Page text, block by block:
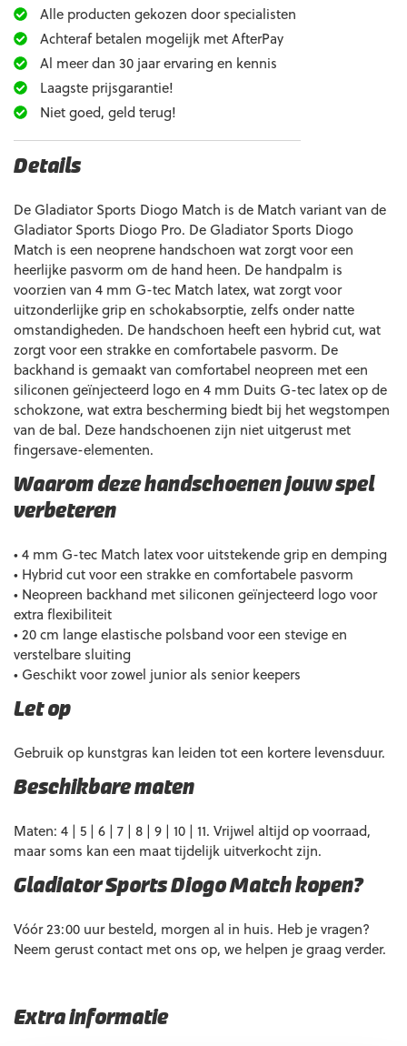
Alle producten gekozen door specialisten
Achteraf betalen mogelijk met AfterPay
Al meer dan 30 jaar ervaring en kennis
Laagste prijsgarantie!
Niet goed, geld terug!
Extra informatie
Details
De Gladiator Sports Diogo Match is de Match variant van de
Gladiator Sports Diogo Pro. De Gladiator Sports Diogo
Match is een neoprene handschoen wat zorgt voor een
heerlijke pasvorm om de hand heen. De handpalm is
voorzien van 4 mm G-tec Match latex, wat zorgt voor
uitzonderlijke grip en schokabsorptie, zelfs onder natte
omstandigheden. De handschoen heeft een hybrid cut, wat
zorgt voor een strakke en comfortabele pasvorm. De
backhand is gemaakt van comfortabel neopreen met een
siliconen geïnjecteerd logo en 4 mm Duits G-tec latex op de
schokzone, wat extra bescherming biedt bij het wegstompen
van de bal. Deze handschoenen zijn niet uitgerust met
fingersave-elementen.
Waarom deze handschoenen jouw spel
verbeteren
• 4 mm G-tec Match latex voor uitstekende grip en demping
• Hybrid cut voor een strakke en comfortabele pasvorm
• Neopreen backhand met siliconen geïnjecteerd logo voor
extra flexibiliteit
• 20 cm lange elastische polsband voor een stevige en
verstelbare sluiting
• Geschikt voor zowel junior als senior keepers
Let op
Gebruik op kunstgras kan leiden tot een kortere levensduur.
Beschikbare maten
Maten: 4 | 5 | 6 | 7 | 8 | 9 | 10 | 11. Vrijwel altijd op voorraad,
maar soms kan een maat tijdelijk uitverkocht zijn.
Gladiator Sports Diogo Match kopen?
Vóór 23:00 uur besteld, morgen al in huis. Heb je vragen?
Neem gerust contact met ons op, we helpen je graag verder.